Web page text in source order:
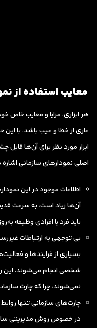
معایب استفاده از
هر ابزاری، مزایا و معایب خاص
عاری از خطا و عیب باشد. با این
ابزار مورد نظر برای آن‌ها
اصلی نمودارهای سازمانی
اطلاعات موجود در این
آن‌ها زیاد است، به سرعت
باید فرد یا افرادی وظیفه
بی توجهی به ارتباطات
بسیاری از فرایندها و
شخصی انجام می‌شوند. این
نمی‌شوند، چرا که چارت
چارت‌های سازمانی تنها
در خصوص روش مدیریتی